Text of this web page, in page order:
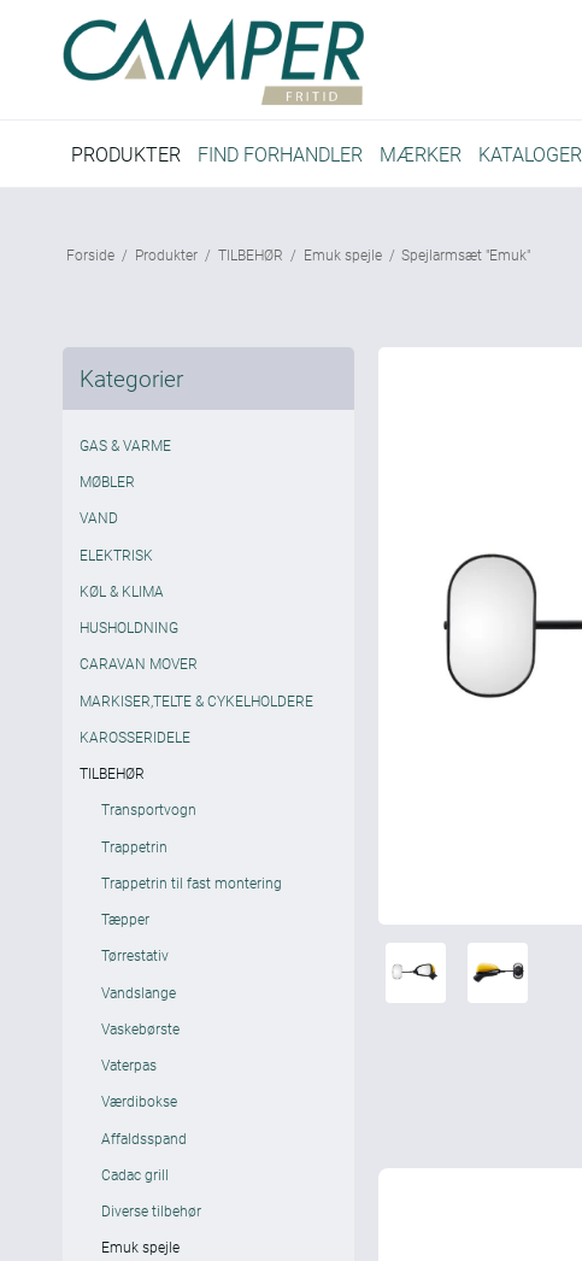
PRODUKTER FIND FORHANDLER MÆRKER KATALOGER
Forside / Produkter / TILBEHØR / Emuk spejle / Spejlarmsæt "Emuk"
Kategorier
GAS & VARME
MØBLER
VAND
ELEKTRISK
KØL & KLIMA
HUSHOLDNING
CARAVAN MOVER
MARKISER,TELTE & CYKELHOLDERE
KAROSSERIDELE
TILBEHØR
Transportvogn
Trappetrin
Trappetrin til fast montering
Tæpper
Tørrestativ
Vandslange
Vaskebørste
Vaterpas
Værdibokse
Affaldsspand
Cadac grill
Diverse tilbehør
Emuk spejle